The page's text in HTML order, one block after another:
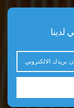
لدينا